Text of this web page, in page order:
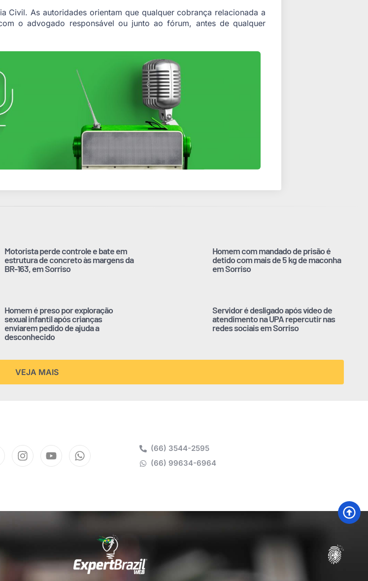
Civil. As autoridades orientam que qualquer cobrança relacionada a
o advogado responsável ou junto ao fórum, antes de qualquer
Motorista perde controle e bate em
estrutura de concreto às margens da
BR-163, em Sorriso
Homem com mandado de prisão é
detido com mais de 5 kg de maconha
em Sorriso
Homem é preso por exploração
sexual infantil após crianças
enviarem pedido de ajuda a
desconhecido
Servidor é desligado após vídeo de
atendimento na UPA repercutir nas
redes sociais em Sorriso
VEJA MAIS
(66) 3544-2595
(66) 99634-6964